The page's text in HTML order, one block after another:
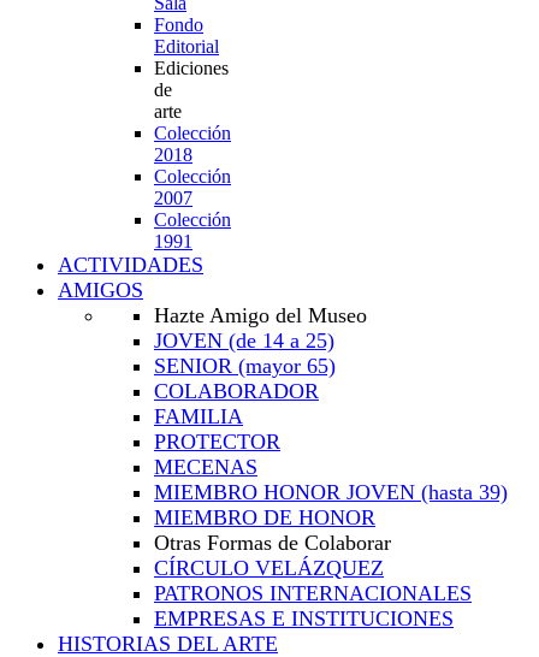
Fondo
Editorial
Ediciones
de
arte
Colección
2018
Colección
2007
Colección
1991
ACTIVIDADES
AMIGOS
Hazte Amigo del Museo
JOVEN (de 14 a 25)
SENIOR (mayor 65)
COLABORADOR
FAMILIA
PROTECTOR
MECENAS
MIEMBRO HONOR JOVEN (hasta 39)
MIEMBRO DE HONOR
Otras Formas de Colaborar
CÍRCULO VELÁZQUEZ
PATRONOS INTERNACIONALES
EMPRESAS E INSTITUCIONES
HISTORIAS DEL ARTE